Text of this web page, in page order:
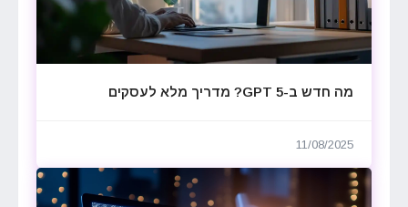
מה חדש ב-GPT 5? מדריך מלא לעסקים
11/08/2025